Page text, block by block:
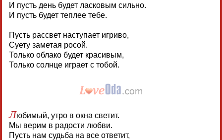
И пусть день будет ласковым сильно.
И пусть будет теплее тебе.
Пусть рассвет наступает игриво,
Суету заметая росой.
Только облако будет красивым,
Только солнце играет с тобой.
Любимый, утро в окна светит.
Мы верим в радости любви.
Пусть нам судьба на все ответит,